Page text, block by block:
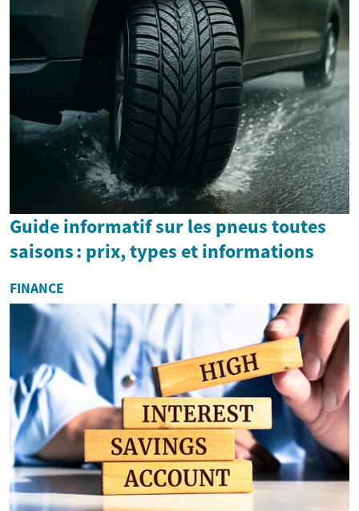
Guide informatif sur les pneus toutes
saisons : prix, types et informations
FINANCE